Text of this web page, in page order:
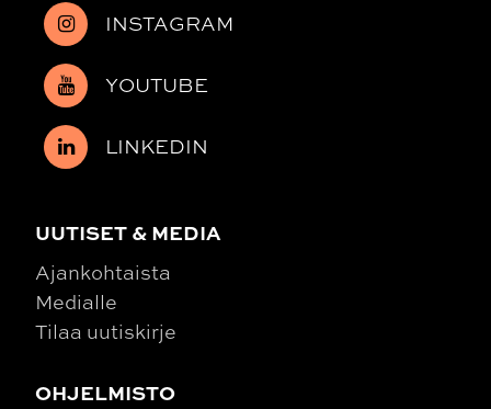
INSTAGRAM
YOUTUBE
LINKEDIN
UUTISET & MEDIA
Ajankohtaista
Medialle
Tilaa uutiskirje
OHJELMISTO